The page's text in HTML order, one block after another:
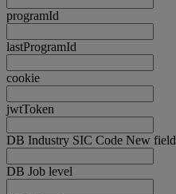
programId
lastProgramId
cookie
jwtToken
DB Industry SIC Code New field
DB Job level